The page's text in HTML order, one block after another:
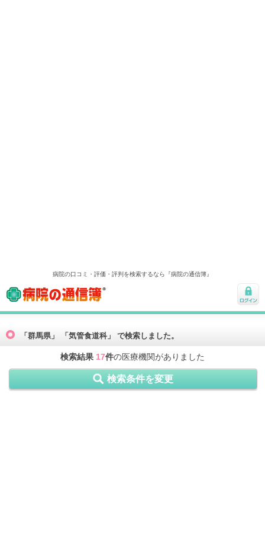
病院の口コミ・評価・評判を検索するなら『病院の通信簿』
病院の通信簿
ログ
「群馬県」 「気管食道科」 で検索しました。
検索結果 17件の医療機関がありました
検索条件を変更